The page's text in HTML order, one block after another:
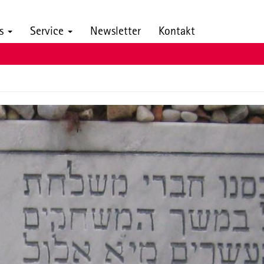
Service Newsletter Kontakt